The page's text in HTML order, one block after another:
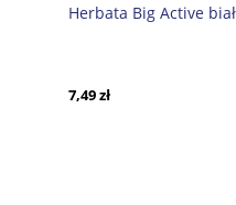
Herbata Big Active
7,49 zł